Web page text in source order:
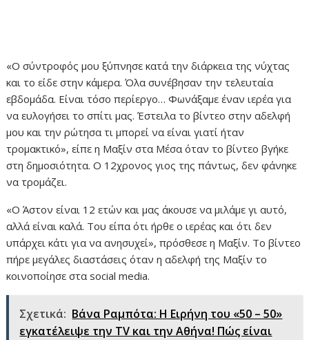
«Ο σύντροφός μου ξύπνησε κατά την διάρκεια της νύχτας
και το είδε στην κάμερα. Όλα συνέβησαν την τελευταία
εβδομάδα. Είναι τόσο περίεργο… Φωνάξαμε έναν ιερέα για
να ευλογήσει το σπίτι μας. Έστειλα το βίντεο στην αδελφή
μου και την ρώτησα τι μπορεί να είναι γιατί ήταν
τρομακτικό», είπε η Μαξίν στα Μέσα όταν το βίντεο βγήκε
στη δημοσιότητα. Ο 12χρονος γιος της πάντως, δεν φάνηκε
να τρομάζει.
«Ο Άστον είναι 12 ετών και μας άκουσε να μιλάμε γι αυτό,
αλλά είναι καλά. Του είπα ότι ήρθε ο ιερέας και ότι δεν
υπάρχει κάτι για να ανησυχεί», πρόσθεσε η Μαξίν. Το βίντεο
πήρε μεγάλες διαστάσεις όταν η αδελφή της Μαξίν το
κοινοποίησε στα social media.
Σχετικά: Βάνα Ραμπότα: Η Ειρήνη του «50 – 50»
εγκατέλειψε την ΤV και την Αθήνα! Πώς είναι